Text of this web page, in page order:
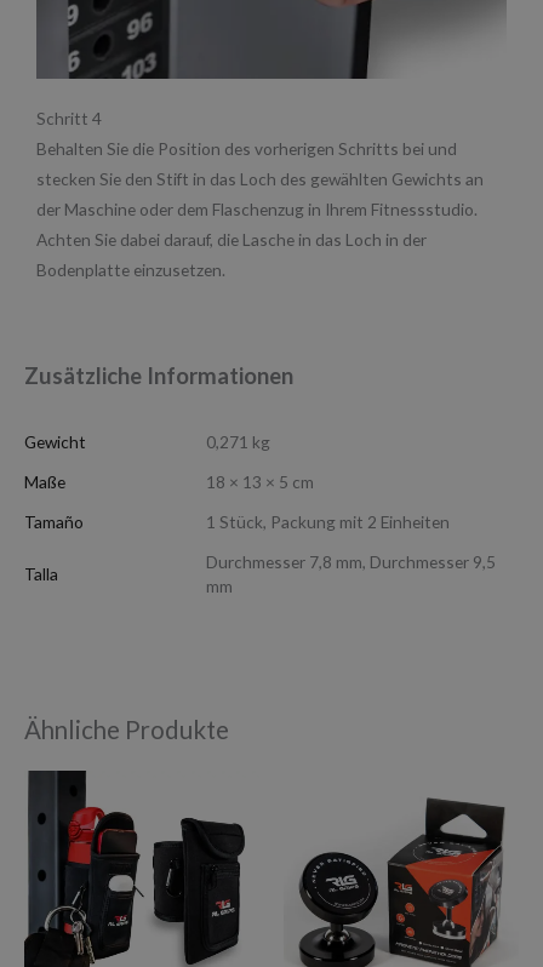
Schritt 4
Behalten Sie die Position des vorherigen Schritts bei und
stecken Sie den Stift in das Loch des gewählten Gewichts an
der Maschine oder dem Flaschenzug in Ihrem Fitnessstudio.
Achten Sie dabei darauf, die Lasche in das Loch in der
Bodenplatte einzusetzen.
Zusätzliche Informationen
Gewicht
0,271 kg
Maße
18 × 13 × 5 cm
Tamaño
1 Stück, Packung mit 2 Einheiten
Talla
Durchmesser 7,8 mm, Durchmesser 9,5
mm
Ähnliche Produkte